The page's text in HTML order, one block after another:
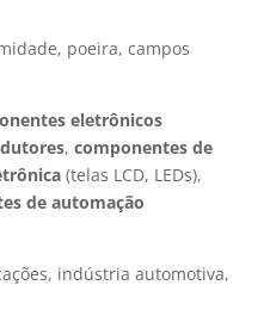
poeira, campos
eletrônicos
, componentes de
(telas LCD, LEDs),
de automação
indústria automotiva,